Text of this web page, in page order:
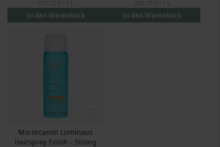
In den Warenkorb In den Warenkorb
Moroccanoil Luminous
Hairspray Finish - Strong